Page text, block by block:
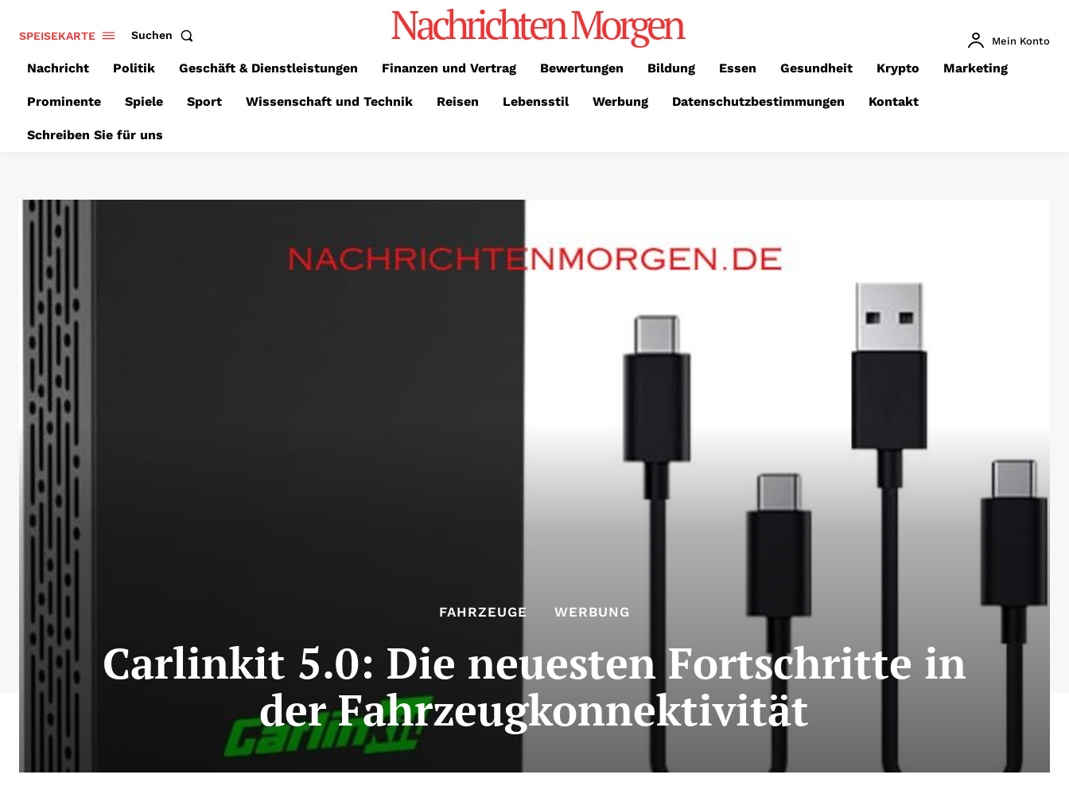
SPEISEKARTE Suchen Nachrichten Morgen Mein Konto
Nachricht Politik Geschäft & Dienstleistungen Finanzen und Vertrag Bewertungen Bildung Essen Gesundheit Krypto Marketing
Prominente Spiele Sport Wissenschaft und Technik Reisen Lebensstil Werbung Datenschutzbestimmungen Kontakt
Schreiben Sie für uns
FAHRZEUGE WERBUNG
Carlinkit 5.0: Die neuesten Fortschritte in
der Fahrzeugkonnektivität